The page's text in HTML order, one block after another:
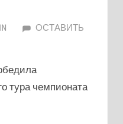
ОСТАВИТЬ
тура чемпионата